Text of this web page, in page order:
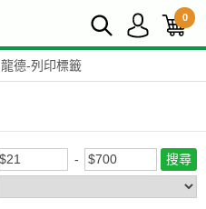
0
龍德-列印標籤